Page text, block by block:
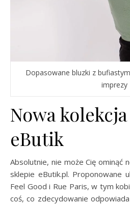
Dopasowane bluzki z
imprezy
Nowa
eButik
Absolutnie, nie może Cię ominąć
sklepie eButik.pl. Proponowane
Feel Good i Rue Paris, w tym
coś, co zdecydowanie